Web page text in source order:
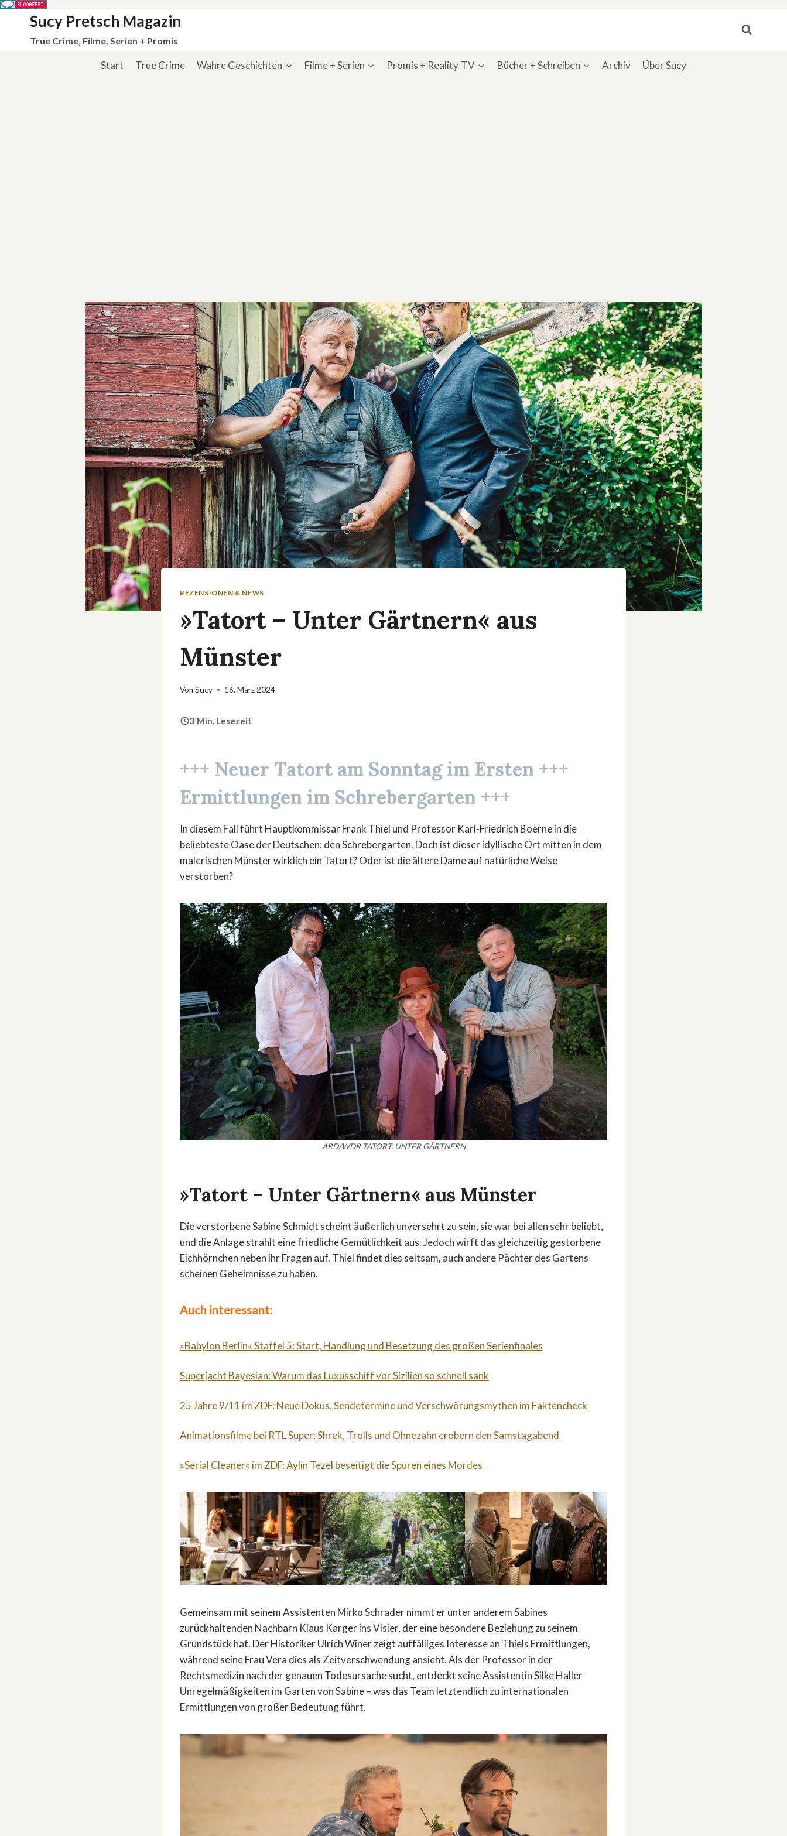
springen
Sucy Pretsch Magazin
True Crime, Filme, Serien + Promis
Start True Crime Wahre Geschichten Filme + Serien Promis + Reality-TV Bücher + Schreiben Archiv Über Sucy
REZENSIONEN & NEWS
»Tatort – Unter Gärtnern« aus
Münster
Von Sucy 16. März 2024
3 Min. Lesezeit
+++ Neuer Tatort am Sonntagim Ersten +++
Ermittlungen im Schrebergarten +++
In diesem Fall führt Hauptkommissar Frank Thiel und Professor Karl-Friedrich Boerne in die
beliebteste Oase der Deutschen: den Schrebergarten. Doch ist dieser idyllische Ort mitten in dem
malerischen Münster wirklich ein Tatort? Oder ist die ältere Dame auf natürliche Weise
verstorben?
ARD/WDR TATORT: UNTER GÄRTNERN
»Tatort – Unter Gärtnern« aus Münster
Die verstorbene Sabine Schmidt scheint äußerlich unversehrt zu sein, sie war bei allen sehr beliebt,
und die Anlage strahlt eine friedliche Gemütlichkeit aus. Jedoch wirft das gleichzeitig gestorbene
Eichhörnchen neben ihr Fragen auf. Thiel findet dies seltsam, auch andere Pächter des Gartens
scheinen Geheimnisse zu haben.
Auch interessant:
»Babylon Berlin« Staffel 5: Start, Handlung und Besetzung des großen Serienfinales
Superjacht Bayesian: Warum das Luxusschiff vor Sizilien so schnell sank
25 Jahre 9/11 im ZDF: Neue Dokus, Sendetermine und Verschwörungsmythen im Faktencheck
Animationsfilme bei RTL Super: Shrek, Trolls und Ohnezahn erobern den Samstagabend
»Serial Cleaner« im ZDF: Aylin Tezel beseitigt die Spuren eines Mordes
Gemeinsam mit seinem Assistenten Mirko Schrader nimmt er unter anderem Sabines
zurückhaltenden Nachbarn Klaus Karger ins Visier, der eine besondere Beziehung zu seinem
Grundstück hat. Der Historiker Ulrich Winer zeigt auffälliges Interesse an Thiels Ermittlungen,
während seine Frau Vera dies als Zeitverschwendung ansieht. Als der Professor in der
Rechtsmedizin nach der genauen Todesursache sucht, entdeckt seine Assistentin Silke Haller
Unregelmäßigkeiten im Garten von Sabine – was das Team letztendlich zu internationalen
Ermittlungen von großer Bedeutung führt.